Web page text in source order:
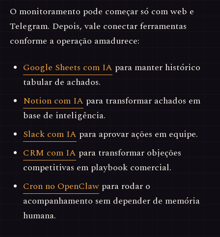
O monitoramento pode começar só com web e
Telegram. Depois, vale conectar ferramentas
conforme a operação amadurece:
Google Sheets com IA para manter histórico
tabular de achados.
Notion com IA para transformar achados em
base de inteligência.
Slack com IA para aprovar ações em equipe.
CRM com IA para transformar objeções
competitivas em playbook comercial.
Cron no OpenClaw para rodar o
acompanhamento sem depender de memória
humana.